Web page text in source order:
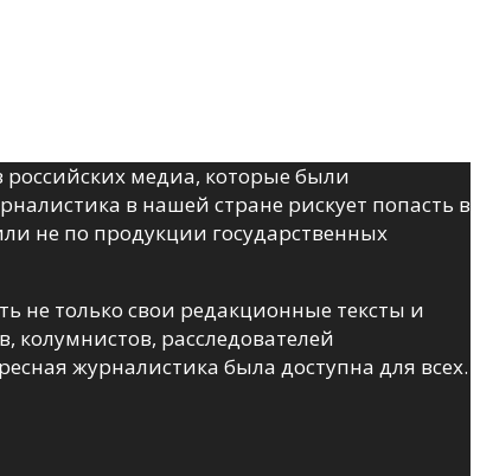
медиа, которые были
в нашей стране рискует попасть в
не по продукции государственных
не только свои редакционные тексты и
колумнистов, расследователей
журналистика была доступна для всех.